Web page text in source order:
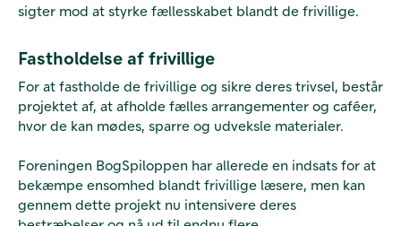
sigter mod at styrke fællesskabet blandt de frivillige.
Fastholdelse af frivillige
For at fastholde de frivillige og sikre deres trivsel, består
projektet af, at afholde fælles arrangementer og caféer,
hvor de kan mødes, sparre og udveksle materialer.
Foreningen BogSpiloppen har allerede en indsats for at
bekæmpe ensomhed blandt frivillige læsere, men kan
gennem dette projekt nu intensivere deres